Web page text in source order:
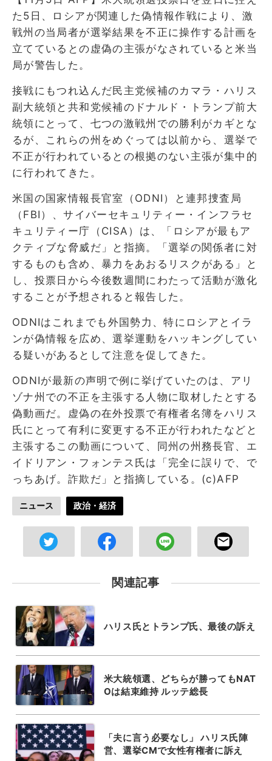
た5日、ロシアが関連した偽情報作戦により、激
戦州の当局者が選挙結果を不正に操作する計画を
立てているとの虚偽の主張がなされていると米当
局が警告した。
接戦にもつれ込んだ民主党候補のカマラ・ハリス
副大統領と共和党候補のドナルド・トランプ前大
統領にとって、七つの激戦州での勝利がカギとな
るが、これらの州をめぐっては以前から、選挙で
不正が行われているとの根拠のない主張が集中的
に行われてきた。
米国の国家情報長官室（ODNI）と連邦捜査局
（FBI）、サイバーセキュリティー・インフラセ
キュリティー庁（CISA）は、「ロシアが最もア
クティブな脅威だ」と指摘。「選挙の関係者に対
するものも含め、暴力をあおるリスクがある」と
し、投票日から今後数週間にわたって活動が激化
することが予想されると報告した。
ODNIはこれまでも外国勢力、特にロシアとイラ
ンが偽情報を広め、選挙運動をハッキングしてい
る疑いがあるとして注意を促してきた。
ODNIが最新の声明で例に挙げていたのは、アリ
ゾナ州での不正を主張する人物に取材したとする
偽動画だ。虚偽の在外投票で有権者名簿をハリス
氏にとって有利に変更する不正が行われたなどと
主張するこの動画について、同州の州務長官、エ
イドリアン・フォンテス氏は「完全に誤りで、で
っちあげ。詐欺だ」と指摘している。(c)AFP
ニュース 政治・経済
関連記事
ハリス氏とトランプ氏、最後の訴え
米大統領選、どちらが勝ってもNAT
Oは結束維持 ルッテ総長
「夫に言う必要なし」 ハリス氏陣
営、選挙CMで女性有権者に訴え